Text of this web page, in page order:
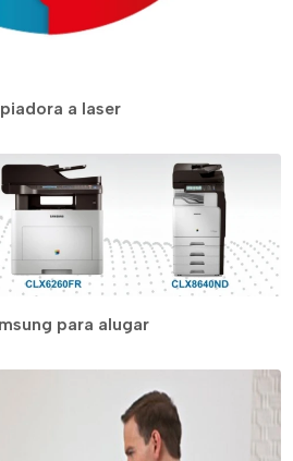
a laser
para alugar